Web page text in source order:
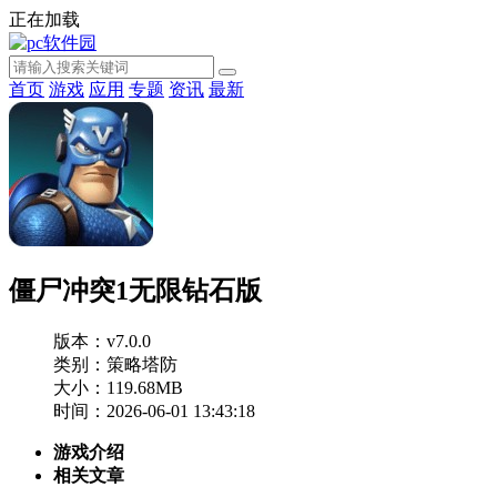
正在加载
首页 游戏 应用 专题 资讯 最新
僵尸冲突1无限钻石版
版本：v7.0.0
类别：策略塔防
大小：119.68MB
时间：2026-06-01 13:43:18
游戏介绍
相关文章